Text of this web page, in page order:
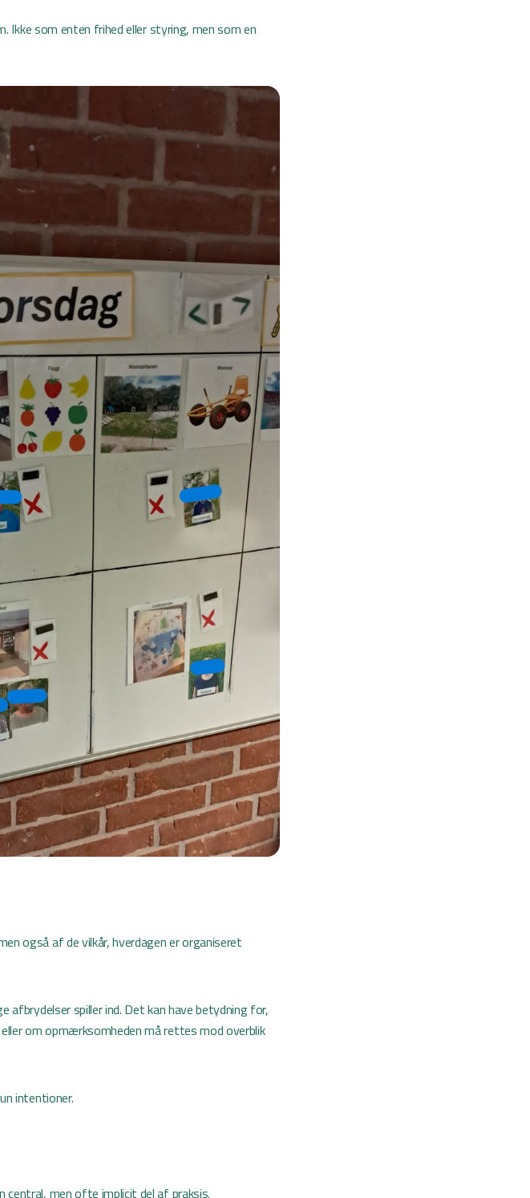
Ikke som enten frihed eller styring, men som en
også af de vilkår, hverdagen er organiseret
afbrydelser spiller ind. Det kan have betydning for,
om opmærksomheden må rettes mod overblik
intentioner.
men ofte implicit del af praksis.